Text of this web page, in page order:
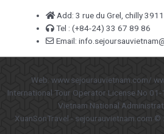
Add: 3 rue du Grel, chilly
Tel : (+84-24) 33 67 89 86
Email:
Web: www.sejourauvietnam.com/
International Tour Operator License No
Vietnam National
XuanSonTravel - sejourauvietnam.com ©